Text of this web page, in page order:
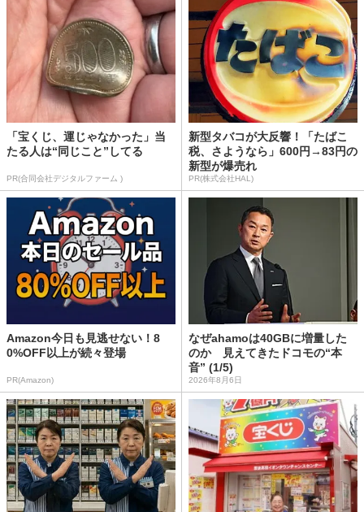
「宝くじ、運じゃなかった」当
たる人は“同じこと”してる
PR(合同会社デジタルファーム )
新型タバコが大反響！「たばこ
税、さようなら」600円→83円の
新型が爆売れ
PR(株式会社HAL)
Amazon今日も見逃せない！8
0%OFF以上が続々登場
PR(Amazon)
なぜahamoは40GBに増量した
のか 見えてきたドコモの“本
音” (1/5)
2026年8月6日